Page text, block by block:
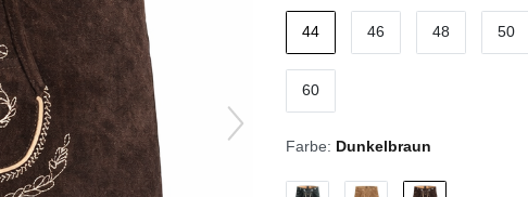
44 46 48 50
60
Farbe: Dunkelbraun